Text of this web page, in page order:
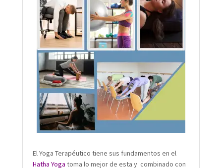
El Yoga Terapéutico tiene sus fundamentos en el
Hatha Yoga toma lo mejor de esta y combinado con